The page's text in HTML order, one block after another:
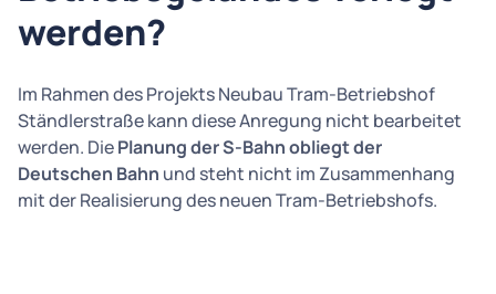
werden?
Im Rahmen des Projekts Neubau Tram-Betriebshof
Ständlerstraße kann diese Anregung nicht bearbeitet
werden. DiePlanung der S-Bahn obliegt der
Deutschen Bahn und steht nicht im Zusammenhang
mit der Realisierung des neuen Tram-Betriebshofs.